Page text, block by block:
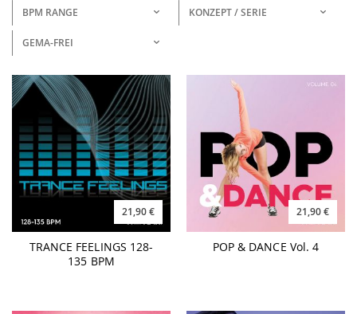
BPM RANGE KONZEPT / SERIE
GEMA-FREI
21,90 €
TRANCE FEELINGS 128-
135 BPM
21,90 €
POP & DANCE Vol. 4